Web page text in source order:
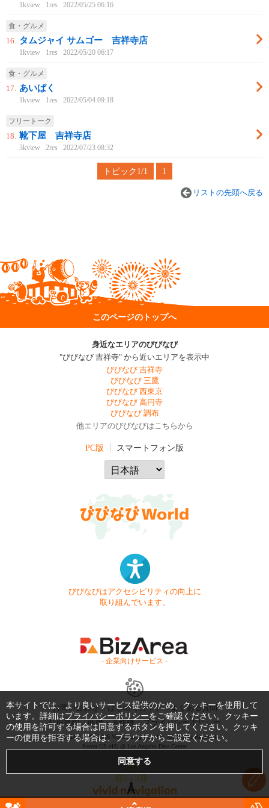
1kview 1res 2022/05/25 06:16
食・グルメ
16. タムジャイ サムゴー 吉祥寺店
1kview 1res 2022/05/20 06:17
食・グルメ
17. あいぱく
1kview 1res 2022/05/04 09:18
フリートーク
18. 靴下屋 吉祥寺店
3kview 2res 2022/07/23 08:32
トピック1/1 1
リストの先頭へ戻る
このページのトップへ
身近なエリアのびびなび
"びびなび 吉祥寺" から近いエリアを表示中
びびなび 吉祥寺
びびなび 三鷹
びびなび 西東京
びびなび 高円寺
びびなび 調布
他エリアのびびなびはこちらから
PC版 スマートフォン版
びびなびはアクセシビリティの向上に
取り組んでいます。
- 企業向けサービス -
お問い合わせ はじめてガイド
よくある質問
利用規約
商標・著作権 プライバシーポリシー
Copyright © 1999-2026 Vivid Navigation, Inc. All Rights Reserved.
Server US (43) @ Los Angeles Data Center
本サイトでは、より良いサービス提供のため、クッキーを使用して
います。詳細はプライバシーポリシーをご確認ください。クッキー
の使用を許可する場合は同意するボタンを押してください。クッキ
ーの使用を拒否する場合は、ブラウザからご設定ください。